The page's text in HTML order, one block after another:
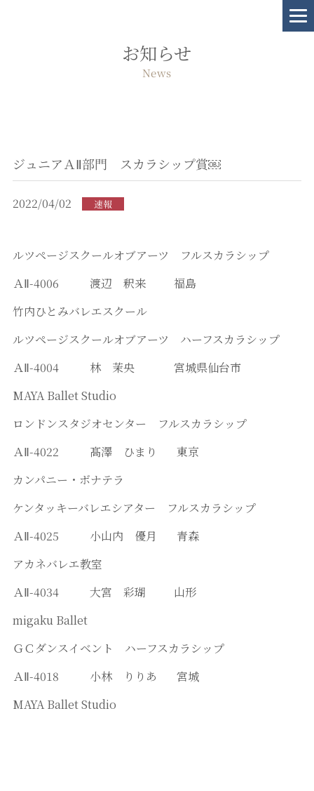
お知らせ
News
ジュニアＡⅡ部門 スカラシップ賞￼
2022/04/02 速報
ルツページスクールオブアーツ フルスカラシップ
ＡⅡ-4006 渡辺 釈来 福島
竹内ひとみバレエスクール
ルツページスクールオブアーツ ハーフスカラシップ
ＡⅡ-4004 林 茉央 宮城県仙台市
MAYA Ballet Studio
ロンドンスタジオセンター フルスカラシップ
ＡⅡ-4022 髙澤 ひまり 東京
カンパニー・ボナテラ
ケンタッキーバレエシアター フルスカラシップ
ＡⅡ-4025 小山内 優月 青森
アカネバレエ教室
ＡⅡ-4034 大宮 彩瑚 山形
migaku Ballet
ＧＣダンスイベント ハーフスカラシップ
ＡⅡ-4018 小林 りりあ 宮城
MAYA Ballet Studio